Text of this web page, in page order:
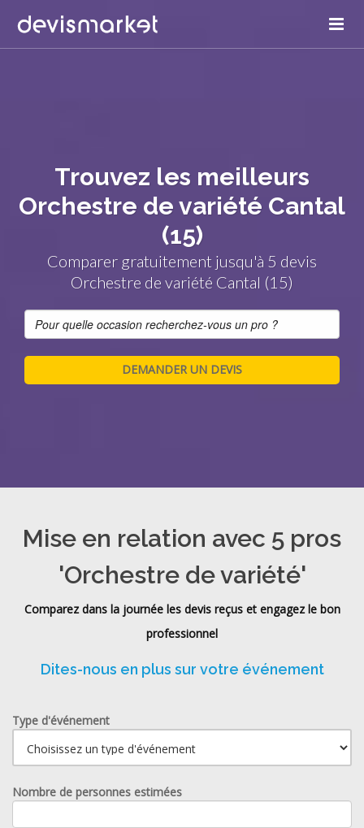
Trouvez les meilleurs
Orchestre de variété Cantal
(15)
Comparer gratuitement jusqu'à 5 devis
Orchestre de variété Cantal (15)
Mise en relation avec 5 pros
'Orchestre de variété'
Comparez dans la journée les devis reçus et engagez le bon
professionnel
Dites-nous en plus sur votre événement
Type d'événement
Nombre de personnes estimées